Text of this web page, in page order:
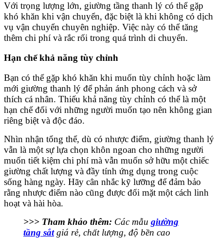
Với trọng lượng lớn, giường tầng thanh lý có thể gặp
khó khăn khi vận chuyển, đặc biệt là khi không có dịch
vụ vận chuyển chuyên nghiệp. Việc này có thể tăng
thêm chi phí và rắc rối trong quá trình di chuyển.
Hạn chế khả năng tùy chỉnh
Bạn có thể gặp khó khăn khi muốn tùy chỉnh hoặc làm
mới giường thanh lý để phản ánh phong cách và sở
thích cá nhân. Thiếu khả năng tùy chỉnh có thể là một
hạn chế đối với những người muốn tạo nên không gian
riêng biệt và độc đáo.
Nhìn nhận tổng thể, dù có nhược điểm, giường thanh lý
vẫn là một sự lựa chọn khôn ngoan cho những người
muốn tiết kiệm chi phí mà vẫn muốn sở hữu một chiếc
giường chất lượng và đầy tính ứng dụng trong cuộc
sống hàng ngày. Hãy cân nhắc kỹ lưỡng để đảm bảo
rằng nhược điểm nào cũng được đối mặt một cách linh
hoạt và hài hòa.
>>> Tham khảo thêm: Các mẫu giường
tầng sắtgiá rẻ, chất lượng, độ bền cao